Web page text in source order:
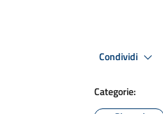
Condividi
Categorie: